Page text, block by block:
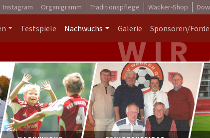
Instagram Organigramm Traditionspflege Wacker-Shop
Testspiele Nachwuchs Galerie Sponsoren/